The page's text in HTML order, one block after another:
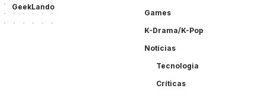
GeekLando
Games
K-Drama/K-Pop
Notícias
Tecnologia
Críticas